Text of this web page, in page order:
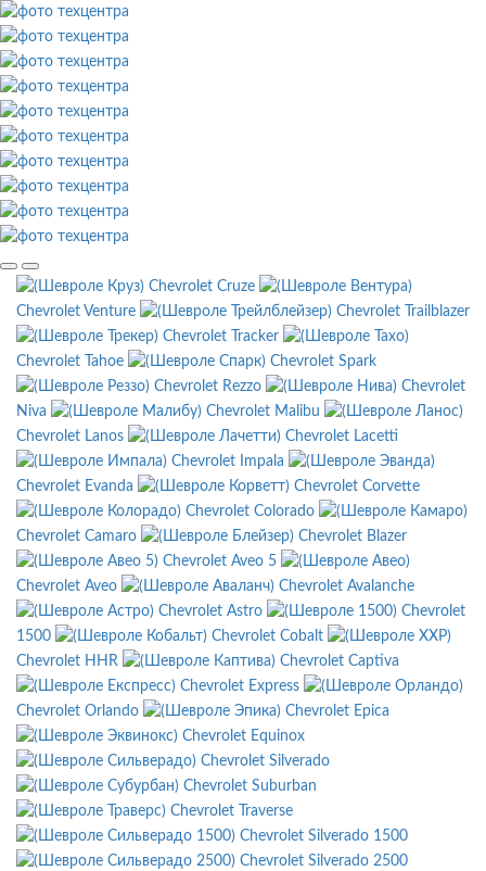
Chevrolet Cruze
Chevrolet Venture
Chevrolet Trailblazer
Chevrolet Tracker
Chevrolet Tahoe
Chevrolet Spark
Chevrolet Rezzo
Chevrolet
Niva
Chevrolet Malibu
Chevrolet Lanos
Chevrolet Lacetti
Chevrolet Impala
Chevrolet Evanda
Chevrolet Corvette
Chevrolet Colorado
Chevrolet Camaro
Chevrolet Blazer
Chevrolet Aveo 5
Chevrolet Aveo
Chevrolet Avalanche
Chevrolet Astro
Chevrolet
1500
Chevrolet Cobalt
Chevrolet HHR
Chevrolet Captiva
Chevrolet Express
Chevrolet Orlando
Chevrolet Epica
Chevrolet Equinox
Chevrolet Silverado
Chevrolet Suburban
Chevrolet Traverse
Chevrolet Silverado 1500
Chevrolet Silverado 2500